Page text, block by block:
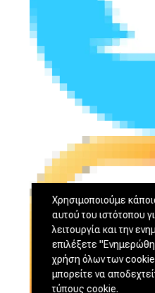
Χρησιμοποιούμε
αυτού του ιστότοπου
λειτουργία και την
επιλέξετε
χρήση όλων των
μπορείτε να
τύπους cookie.